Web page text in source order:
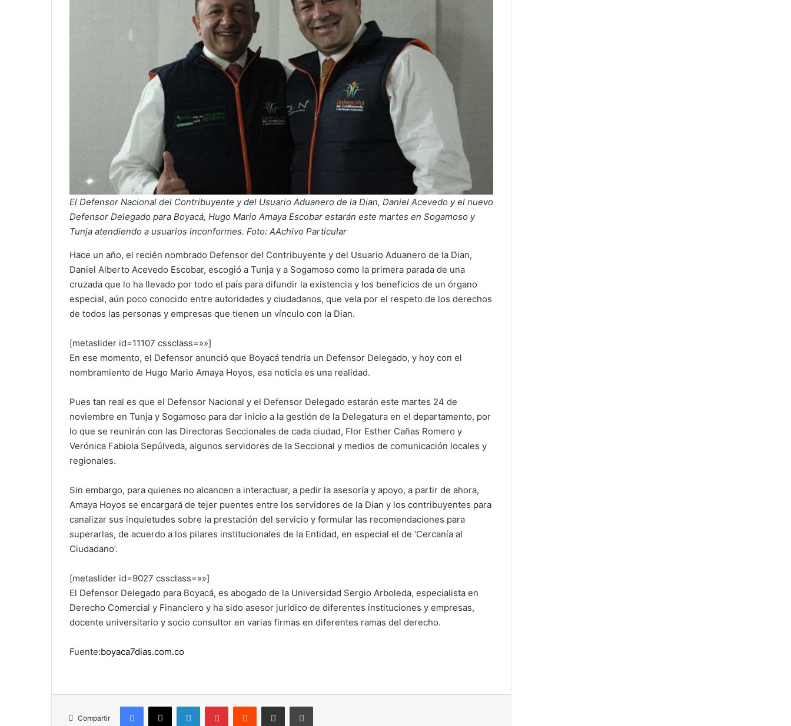
El Defensor Nacional del Contribuyente y del Usuario Aduanero de la Dian, Daniel Acevedo y el nuevo
Defensor Delegado para Boyacá, Hugo Mario Amaya Escobar estarán este martes en Sogamoso y
Tunja atendiendo a usuarios inconformes. Foto: AAchivo Particular
Hace un año, el recién nombrado Defensor del Contribuyente y del Usuario Aduanero de la Dian,
Daniel Alberto Acevedo Escobar, escogió a Tunja y a Sogamoso como la primera parada de una
cruzada que lo ha llevado por todo el país para difundir la existencia y los beneficios de un órgano
especial, aún poco conocido entre autoridades y ciudadanos, que vela por el respeto de los derechos
de todos las personas y empresas que tienen un vínculo con la Dian.
[metaslider id=11107 cssclass=»»]
En ese momento, el Defensor anunció que Boyacá tendría un Defensor Delegado, y hoy con el
nombramiento de Hugo Mario Amaya Hoyos, esa noticia es una realidad.
Pues tan real es que el Defensor Nacional y el Defensor Delegado estarán este martes 24 de
noviembre en Tunja y Sogamoso para dar inicio a la gestión de la Delegatura en el departamento, por
lo que se reunirán con las Directoras Seccionales de cada ciudad, Flor Esther Cañas Romero y
Verónica Fabiola Sepúlveda, algunos servidores de la Seccional y medios de comunicación locales y
regionales.
Sin embargo, para quienes no alcancen a interactuar, a pedir la asesoría y apoyo, a partir de ahora,
Amaya Hoyos se encargará de tejer puentes entre los servidores de la Dian y los contribuyentes para
canalizar sus inquietudes sobre la prestación del servicio y formular las recomendaciones para
superarlas, de acuerdo a los pilares institucionales de la Entidad, en especial el de ‘Cercanía al
Ciudadano’.
[metaslider id=9027 cssclass=»»]
El Defensor Delegado para Boyacá, es abogado de la Universidad Sergio Arboleda, especialista en
Derecho Comercial y Financiero y ha sido asesor jurídico de diferentes instituciones y empresas,
docente universitario y socio consultor en varias firmas en diferentes ramas del derecho.
Fuente:boyaca7dias.com.co
Compartir
Facebook
X LinkedInPinterestReddit Compartir por correo electrónicoImprimir